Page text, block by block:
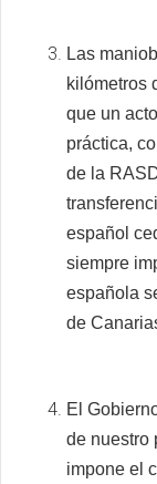
Las
kilómetros
que un
práctica,
de la
español
siempre
española
de
El
de nuestro
impone el